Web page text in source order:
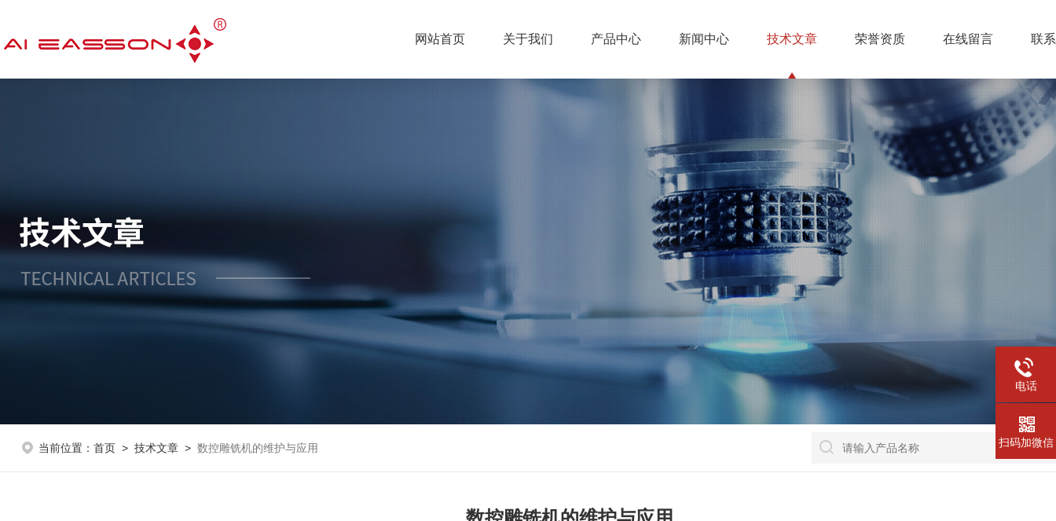
网站首页 关于我们 产品中心 新闻中心 技术文章 荣誉资质 在线留言 联
当前位置： 首页 > 技术文章 > 数控雕铣机的维护与应用
电话
扫码加微信